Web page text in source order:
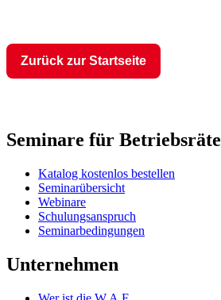
Zurück zur Startseite
Seminare für Betriebsräte
Katalog kostenlos bestellen
Seminarübersicht
Webinare
Schulungsanspruch
Seminarbedingungen
Unternehmen